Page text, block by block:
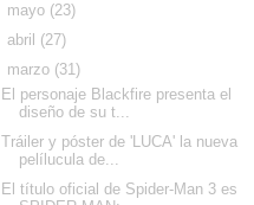
mayo (23)
abril (27)
marzo (31)
El personaje Blackfire presenta el
diseño de su t...
Tráiler y póster de 'LUCA' la nueva
pelílucula de...
El título oficial de Spider-Man 3 es